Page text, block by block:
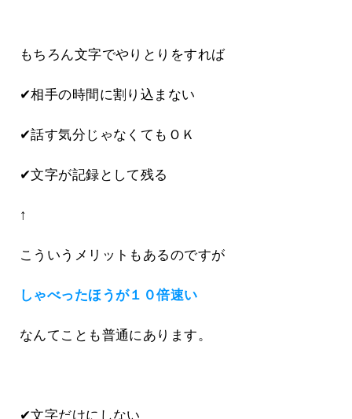
もちろん文字でやりとりをすれば
✔相手の時間に割り込まない
✔話す気分じゃなくてもＯＫ
✔文字が記録として残る
↑
こういうメリットもあるのですが
しゃべったほうが１０倍速い
なんてことも普通にあります。
✔文字だけにしない